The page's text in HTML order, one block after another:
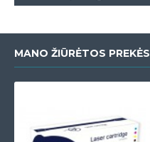
MANO ŽIŪRĖTOS PREKĖS